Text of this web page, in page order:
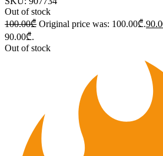
Out of stock
100.00₾ Original price was: 100.00₾.
90.00₾.
Out of stock